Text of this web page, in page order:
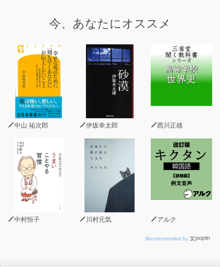
今、あなたにオススメ
中山 祐次郎 伊坂幸太郎 西川正雄
中村恒子 川村元気 アルク
Recommended by